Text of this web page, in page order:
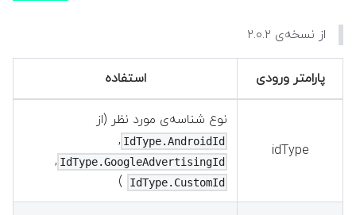
از نسخه‌ی ۲.۰.۲
پارامتر ورودی استفاده
idType
نوع شناسه‌ی مورد نظر (از
IdType.AndroidId
,
IdType.GoogleAdvertisingId
,
IdType.CustomId
)